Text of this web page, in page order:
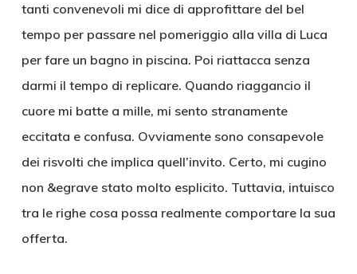
tanti convenevoli mi dice di approfittare del bel
tempo per passare nel pomeriggio alla villa di Luca
per fare un bagno in piscina. Poi riattacca senza
darmi il tempo di replicare. Quando riaggancio il
cuore mi batte a mille, mi sento stranamente
eccitata e confusa. Ovviamente sono consapevole
dei risvolti che implica quell’invito. Certo, mi cugino
non &egrave stato molto esplicito. Tuttavia, intuisco
tra le righe cosa possa realmente comportare la sua
offerta.